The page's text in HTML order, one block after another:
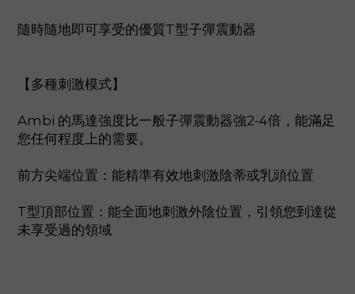
隨時隨地即可享受的優質T型子彈震動器
【多種刺激模式】
Ambi 的馬達強度比一般子彈震動器強2-4倍，能滿足
您任何程度上的需要。
前方尖端位置：能精準有效地刺激陰蒂或乳頭位置
T型頂部位置：能全面地刺激外陰位置，引領您到達從
未享受過的領域